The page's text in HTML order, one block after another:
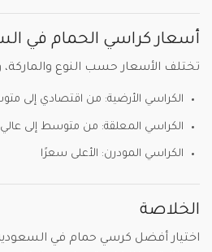
أسعار كراسي الحمام في
تختلف الأسعار حسب النوع
الكراسي الأرضية: من اقتصادي إلى
الكراسي المعلقة: من متوسط إلى عالي
الكراسي المودرن: الأعلى سعرًا
الخلاصة
اختيار أفضل كرسي حمام في